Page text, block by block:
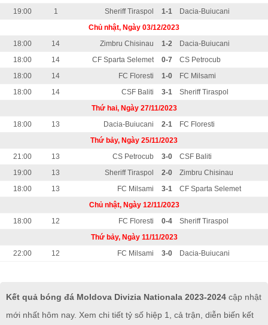
19:00
1 Sheriff Tiraspol 1-1
Dacia-Buiucani
Chủ nhật, Ngày 03/12/2023
18:00
14 Zimbru Chisinau 1-2
Dacia-Buiucani
18:00
14 CF Sparta Selemet 0-7
CS Petrocub
18:00
14 FC Floresti 1-0
FC Milsami
18:00
14 CSF Baliti 3-1
Sheriff Tiraspol
Thứ hai, Ngày 27/11/2023
18:00
13 Dacia-Buiucani 2-1
FC Floresti
Thứ bảy, Ngày 25/11/2023
21:00
13 CS Petrocub 3-0
CSF Baliti
19:00
13 Sheriff Tiraspol 2-0
Zimbru Chisinau
18:00
13 FC Milsami 3-1
CF Sparta Selemet
Chủ nhật, Ngày 12/11/2023
18:00
12 FC Floresti 0-4
Sheriff Tiraspol
Thứ bảy, Ngày 11/11/2023
22:00
12 FC Milsami 3-0 Dacia-Buiucani
Kết quả bóng đá Moldova Divizia Nationala 2023-2024 cập nhật
mới nhất hôm nay. Xem chi tiết tỷ số hiệp 1, cả trận, diễn biến kết